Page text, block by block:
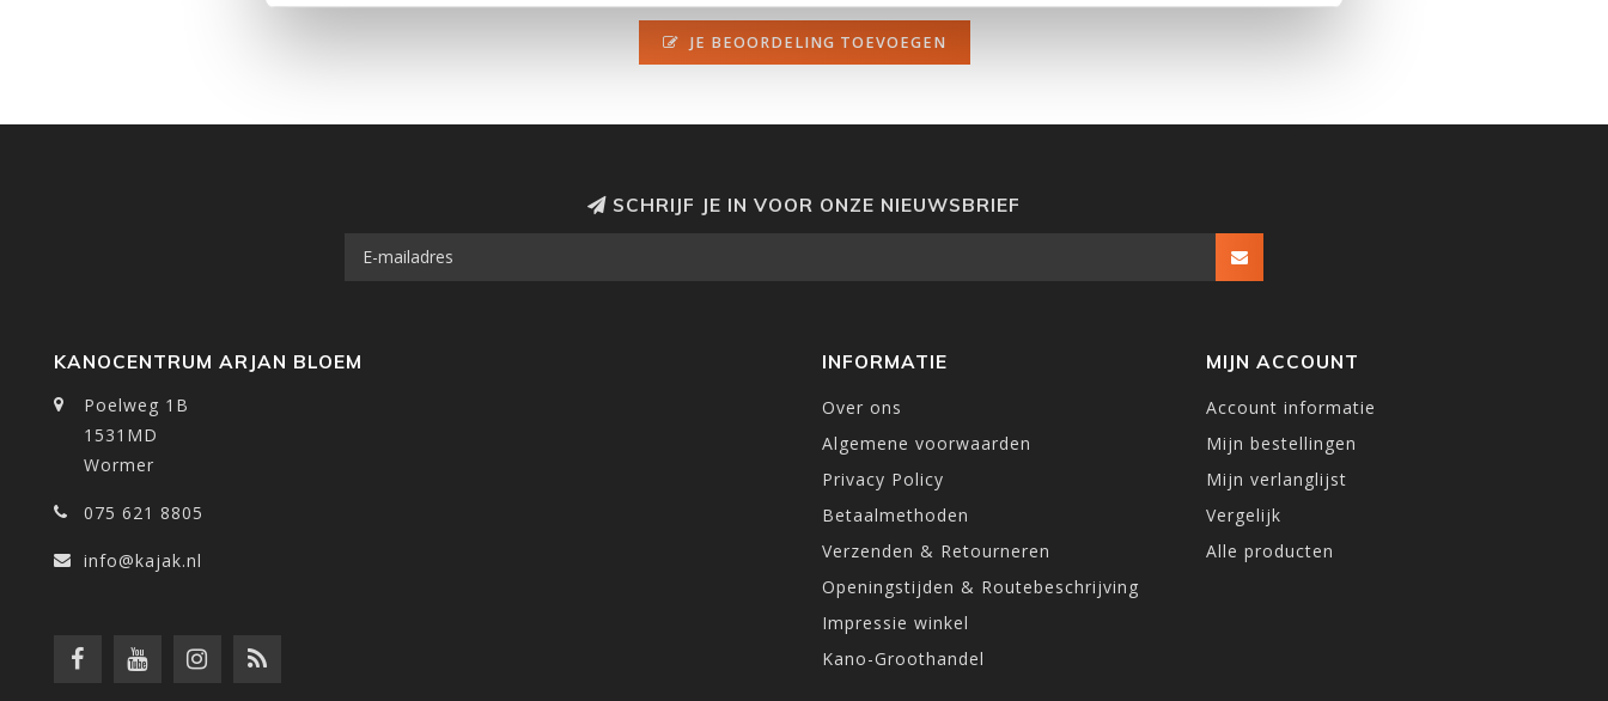
JE BEOORDELING TOEVOEGEN
SCHRIJF JE IN VOOR ONZE NIEUWSBRIEF
KANOCENTRUM ARJAN BLOEM
Poelweg 1B
1531MD
Wormer
075 621 8805
info@kajak.nl
INFORMATIE
Over ons
Algemene voorwaarden
Privacy Policy
Betaalmethoden
Verzenden & Retourneren
Openingstijden & Routebeschrijving
Impressie winkel
Kano-Groothandel
MIJN ACCOUNT
Account informatie
Mijn bestellingen
Mijn verlanglijst
Vergelijk
Alle producten